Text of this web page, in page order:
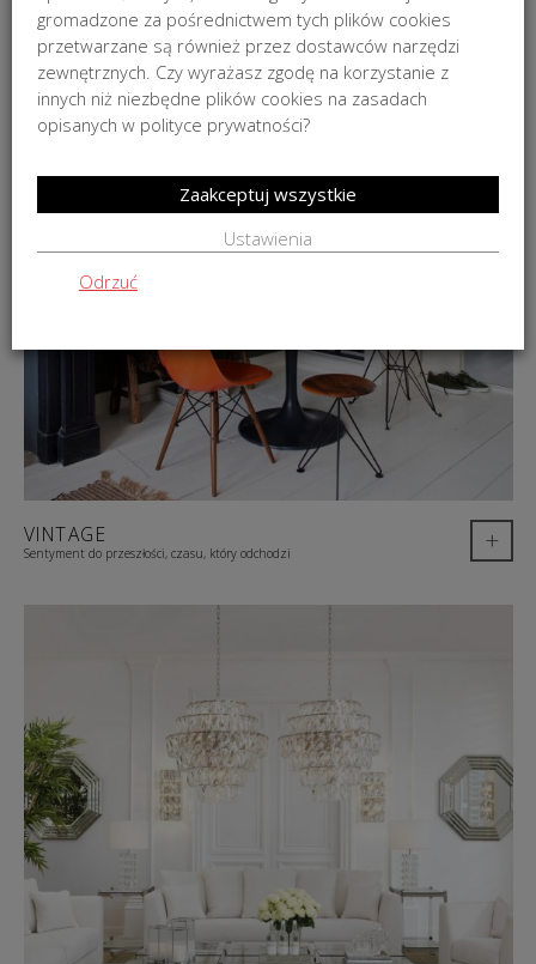
VINTAGE
Sentyment do przeszłości, czasu, który odchodzi +
gromadzone za pośrednictwem tych plików cookies
przetwarzane są również przez dostawców narzędzi
zewnętrznych. Czy wyrażasz zgodę na korzystanie z
innych niż niezbędne plików cookies na zasadach
opisanych w polityce prywatności?
Ustawienia
Odrzuć
Zaakceptuj wszystkie